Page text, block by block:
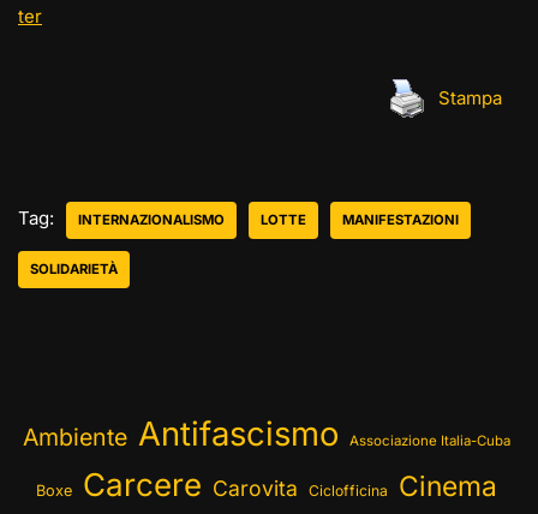
ter
Stampa
Tag: INTERNAZIONALISMO LOTTE MANIFESTAZIONI
SOLIDARIETÀ
Ambiente Antifascismo Associazione Italia-Cuba
Boxe Carcere Carovita Ciclofficina Cinema